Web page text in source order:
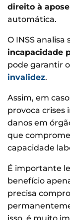
direito à
automática.
O INSS
incapacidade
pode garantir
invalidez.
Assim, em
provoca crises
danos em
que
capacidade
É importante
benefício
precisa